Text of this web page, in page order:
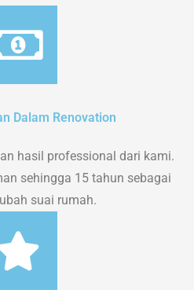
Dalam Renovation
hasil professional dari kami.
sehingga 15 tahun sebagai
suai rumah.